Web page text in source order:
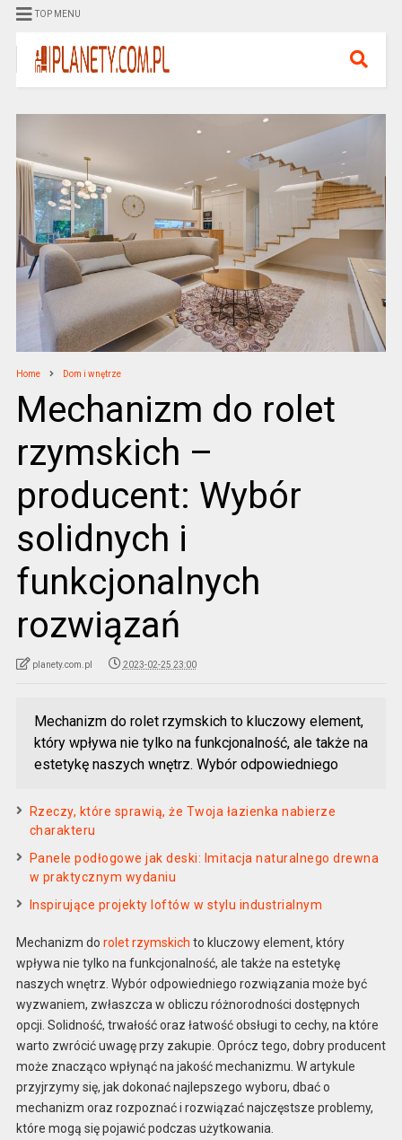
TOP MENU
Home Dom i wnętrze
Mechanizm do rolet
rzymskich –
producent: Wybór
solidnych i
funkcjonalnych
rozwiązań
planety.com.pl 2023-02-25 23:00
Mechanizm do rolet rzymskich to kluczowy element,
który wpływa nie tylko na funkcjonalność, ale także na
estetykę naszych wnętrz. Wybór odpowiedniego
Rzeczy, które sprawią, że Twoja łazienka nabierze
charakteru
Panele podłogowe jak deski: Imitacja naturalnego drewna
w praktycznym wydaniu
Inspirujące projekty loftów w stylu industrialnym
Mechanizm do rolet rzymskich to kluczowy element, który
wpływa nie tylko na funkcjonalność, ale także na estetykę
naszych wnętrz. Wybór odpowiedniego rozwiązania może być
wyzwaniem, zwłaszcza w obliczu różnorodności dostępnych
opcji. Solidność, trwałość oraz łatwość obsługi to cechy, na które
warto zwrócić uwagę przy zakupie. Oprócz tego, dobry producent
może znacząco wpłynąć na jakość mechanizmu. W artykule
przyjrzymy się, jak dokonać najlepszego wyboru, dbać o
mechanizm oraz rozpoznać i rozwiązać najczęstsze problemy,
które mogą się pojawić podczas użytkowania.